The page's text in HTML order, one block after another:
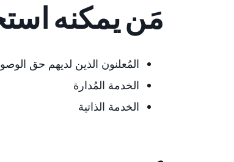
مَن يمكنه
المُعلنون الذين لديهم حق
الخدمة المُدارة
الخدمة الذاتية